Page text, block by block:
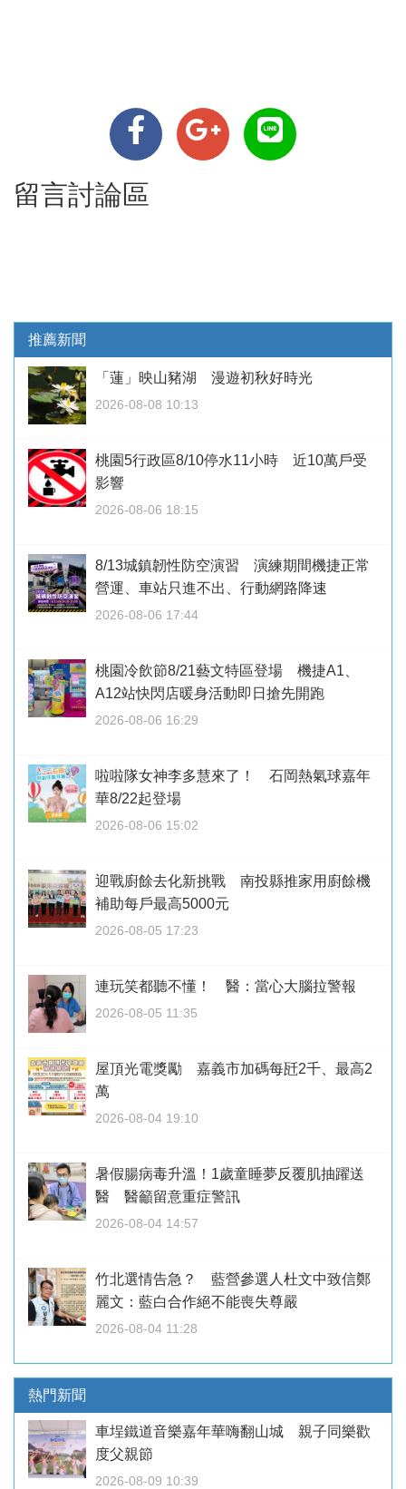
留言討論區
推薦新聞
「蓮」映山豬湖 漫遊初秋好時光
2026-08-08 10:13
桃園5行政區8/10停水11小時 近10萬戶受
影響
2026-08-06 18:15
8/13城鎮韌性防空演習 演練期間機捷正常
營運、車站只進不出、行動網路降速
2026-08-06 17:44
桃園冷飲節8/21藝文特區登場 機捷A1、
A12站快閃店暖身活動即日搶先開跑
2026-08-06 16:29
啦啦隊女神李多慧來了！ 石岡熱氣球嘉年
華8/22起登場
2026-08-06 15:02
迎戰廚餘去化新挑戰 南投縣推家用廚餘機
補助每戶最高5000元
2026-08-05 17:23
連玩笑都聽不懂！ 醫：當心大腦拉警報
2026-08-05 11:35
屋頂光電獎勵 嘉義市加碼每瓩2千、最高2
萬
2026-08-04 19:10
暑假腸病毒升溫！1歲童睡夢反覆肌抽躍送
醫 醫籲留意重症警訊
2026-08-04 14:57
竹北選情告急？ 藍營參選人杜文中致信鄭
麗文：藍白合作絕不能喪失尊嚴
2026-08-04 11:28
熱門新聞
車埕鐵道音樂嘉年華嗨翻山城 親子同樂歡
度父親節
2026-08-09 10:39